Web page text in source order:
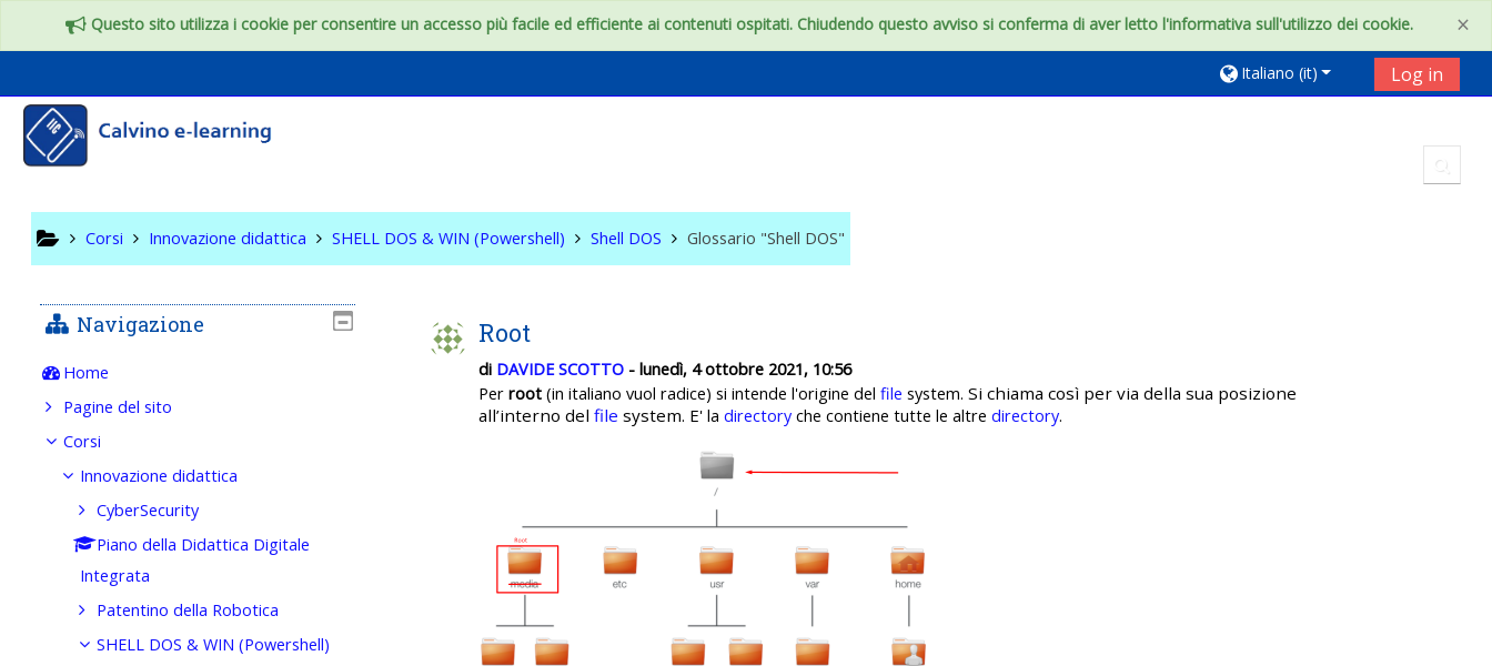
×
Questo sito utilizza i cookie per consentire un accesso più facile ed efficiente ai contenuti ospitati. Chiudendo questo avviso si conferma di aver letto l'informativa sull'utilizzo dei cookie.
Italiano ‎(it)‎ Log in
Corsi Innovazione didattica SHELL DOS & WIN (Powershell) Shell DOS Glossario "Shell DOS"
Root
di DAVIDE SCOTTO - lunedì, 4 ottobre 2021, 10:56
Perroot (in italiano vuol radice) si intende l'origine delfile system.Si chiama così per via della sua posizione
all’interno delfile system. E'ladirectory che contiene tutte le altredirectory.
Navigazione
Home
Pagine del sito
Corsi
Innovazione didattica
CyberSecurity
Piano della Didattica Digitale
Integrata
Patentino della Robotica
SHELL DOS & WIN (Powershell)